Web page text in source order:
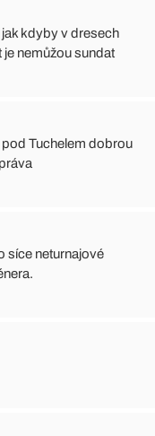
kdyby v dresech
nemůžou sundat
Tuchelem dobrou
síce neturnajové